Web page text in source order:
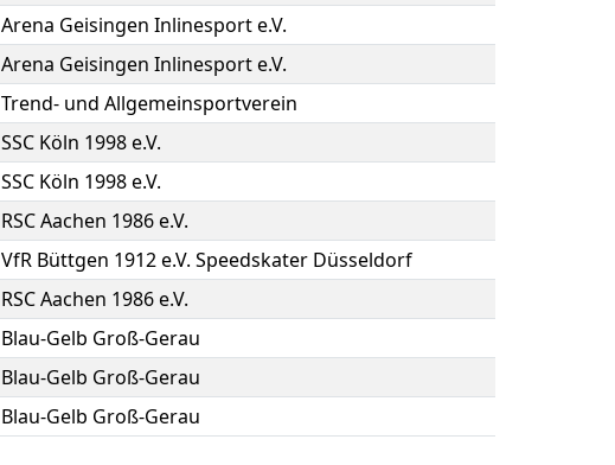
Arena Geisingen Inlinesport e.V.
Arena Geisingen Inlinesport e.V.
Trend- und Allgemeinsportverein
SSC Köln 1998 e.V.
SSC Köln 1998 e.V.
RSC Aachen 1986 e.V.
VfR Büttgen 1912 e.V. Speedskater Düsseldorf
RSC Aachen 1986 e.V.
Blau-Gelb Groß-Gerau
Blau-Gelb Groß-Gerau
Blau-Gelb Groß-Gerau